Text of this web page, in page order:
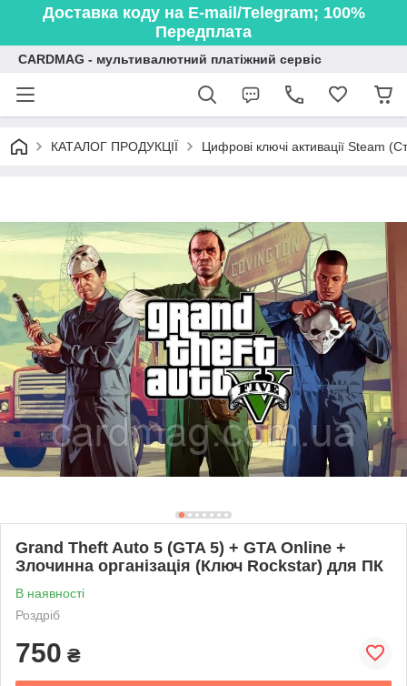
Доставка коду на E-mail/Telegram; 100%
Передплата
CARDMAG - мультивалютний платіжний сервіс
КАТАЛОГ ПРОДУКЦІЇ Цифрові ключі активації Steam
Grand Theft Auto 5 (GTA 5) + GTA Online +
Злочинна організація (Ключ Rockstar) для ПК
В наявності
Роздріб
750 ₴